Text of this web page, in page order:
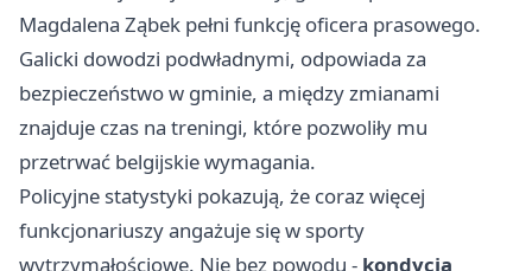
Magdalena Ząbek pełni funkcję oficera prasowego.
Galicki dowodzi podwładnymi, odpowiada za
bezpieczeństwo w gminie, a między zmianami
znajduje czas na treningi, które pozwoliły mu
przetrwać belgijskie wymagania.
Policyjne statystyki pokazują, że coraz więcej
funkcjonariuszy angażuje się w sporty
wytrzymałościowe. Nie bez powodu - kondycja